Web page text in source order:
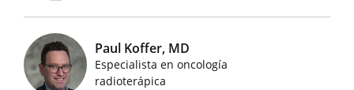
Imágenes de médicos destacados
Paul Koffer, MD
Especialista en oncología
radioterápica